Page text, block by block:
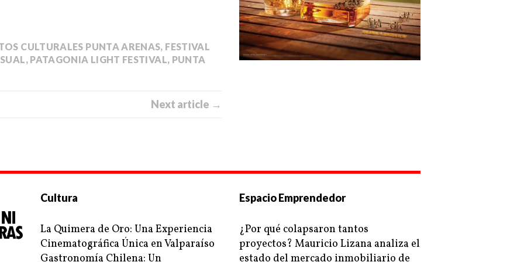
CULTURALES PUNTA ARENAS, FESTIVAL
, PATAGONIA LIGHT FESTIVAL, PUNTA
Next article →
Cultura
La Quimera de Oro: Una Experiencia
Cinematográfica Única en Valparaíso
Gastronomía Chilena: Un
Espacio Emprendedor
¿Por qué colapsaron tantos
proyectos? Mauricio Lizana analiza el
estado del mercado inmobiliario de